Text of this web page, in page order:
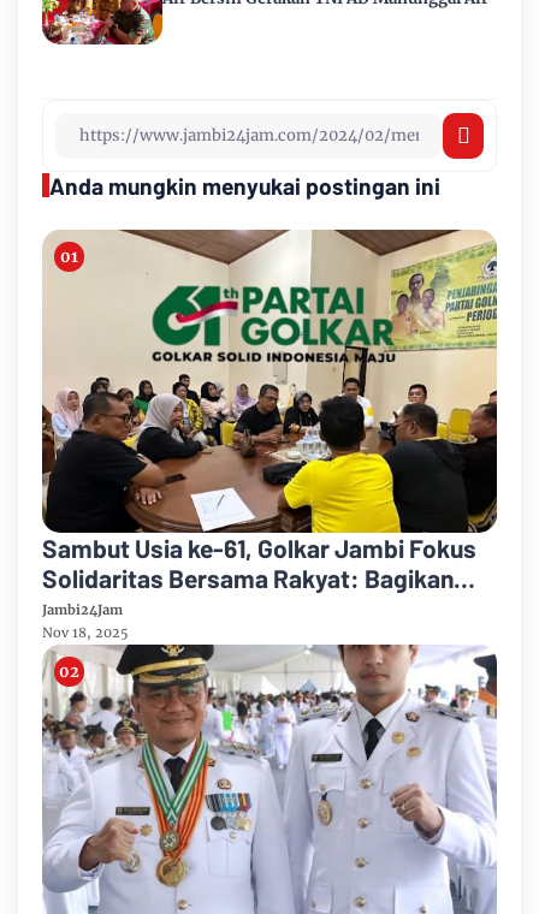
Anda mungkin menyukai postingan ini
Sambut Usia ke-61, Golkar Jambi Fokus
Solidaritas Bersama Rakyat: Bagikan
Sembako, Layanan Kesehatan Gratis dan
Pasar Murah
Jambi24Jam
Nov 18, 2025